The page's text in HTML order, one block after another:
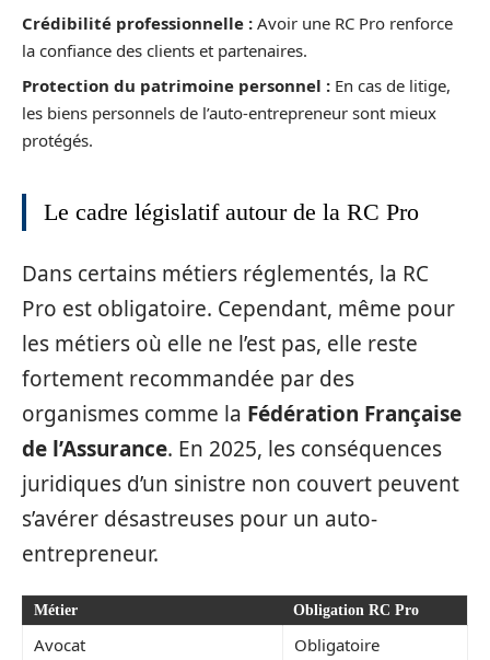
Crédibilité professionnelle : Avoir une RC Pro renforce
la confiance des clients et partenaires.
Protection du patrimoine personnel : En cas de litige,
les biens personnels de l’auto-entrepreneur sont mieux
protégés.
Le cadre législatif autour de la RC Pro
Dans certains métiers réglementés, la RC
Pro est obligatoire. Cependant, même pour
les métiers où elle ne l’est pas, elle reste
fortement recommandée par des
organismes comme la Fédération Française
de l’Assurance. En 2025, les conséquences
juridiques d’un sinistre non couvert peuvent
s’avérer désastreuses pour un auto-
entrepreneur.
Métier Obligation RC Pro
Avocat
Obligatoire